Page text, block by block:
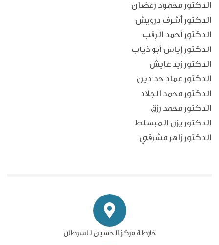
الدكتور محمود رمضان
الدكتور أشرف درويش
الدكتور أحمد الرقب
الدكتور إياس أبو ذياب
الدكتور زيد عايش
الدكتور عماد حدادين
الدكتور محمد الجلاد
الدكتور محمد رزق
الدكتور يزن المبسلط
الدكتور زاهر مشرقي
خارطة مركز الحسين للسرطان